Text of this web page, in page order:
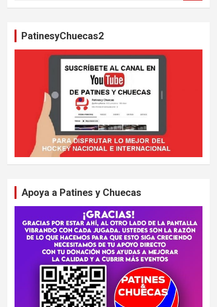
PatinesyChuecas2
Apoya a Patines y Chuecas